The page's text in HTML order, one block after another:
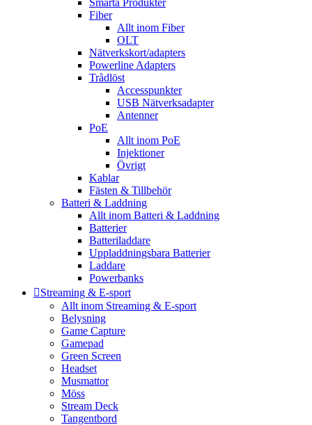
Smarta Produkter
Fiber
Allt inom Fiber
OLT
Nätverkskort/adapters
Powerline Adapters
Trådlöst
Accesspunkter
USB Nätverksadapter
Antenner
PoE
Allt inom PoE
Injektioner
Övrigt
Kablar
Fästen & Tillbehör
Batteri & Laddning
Allt inom Batteri & Laddning
Batterier
Batteriladdare
Uppladdningsbara Batterier
Laddare
Powerbanks
Streaming & E-sport
Allt inom Streaming & E-sport
Belysning
Game Capture
Gamepad
Green Screen
Headset
Musmattor
Möss
Stream Deck
Tangentbord